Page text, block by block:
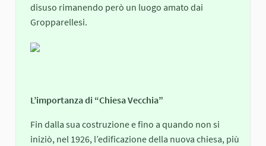
disuso rimanendo però un luogo amato dai
Gropparellesi.
L’importanza di “Chiesa Vecchia”
Fin dalla sua costruzione e fino a quando non si
iniziò, nel 1926, l’edificazione della nuova chiesa, più